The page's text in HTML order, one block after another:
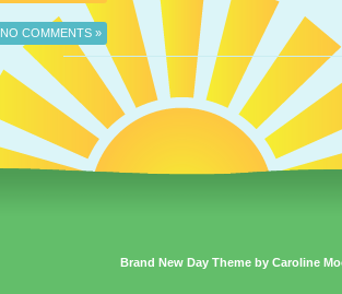
NO COMMENTS »
Brand New Day Theme by Caroline